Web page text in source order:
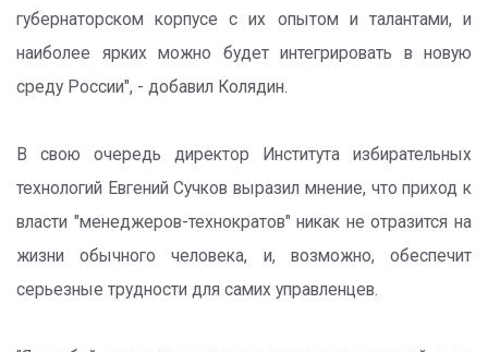
губернаторском корпусе с их опытом и талантами, и
наиболее ярких можно будет интегрировать в новую
среду России", - добавил Колядин.
В свою очередь директор Института избирательных
технологий Евгений Сучков выразил мнение, что приход к
власти "менеджеров-технократов" никак не отразится на
жизни обычного человека, и, возможно, обеспечит
серьезные трудности для самих управленцев.